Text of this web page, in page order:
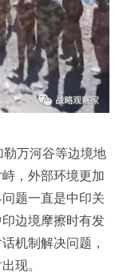
万河谷等边境地
，外部环境更加
题一直是中印关
边境摩擦时有发
机制解决问题，
现。